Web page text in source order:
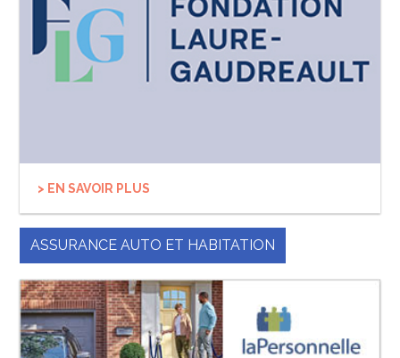
> EN SAVOIR PLUS
ASSURANCE AUTO ET HABITATION